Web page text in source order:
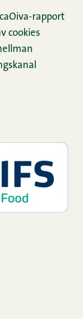
Oiva-rapport
cookies